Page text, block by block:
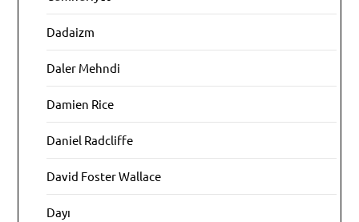
Dadaizm
Daler Mehndi
Damien Rice
Daniel Radcliffe
David Foster Wallace
Dayı